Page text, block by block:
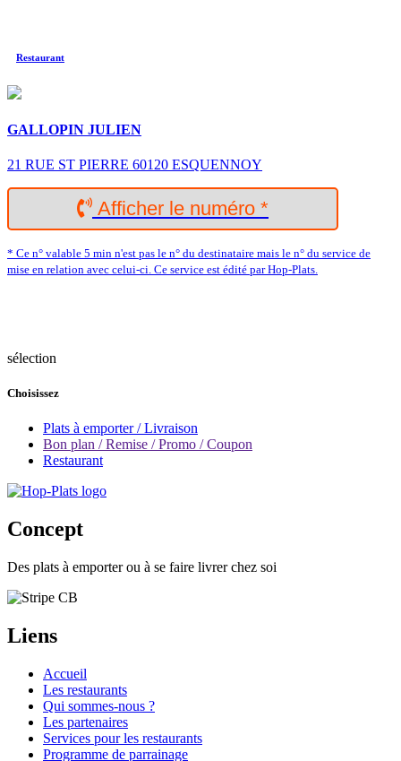
Restaurant
GALLOPIN JULIEN
21 RUE ST PIERRE 60120 ESQUENNOY
Afficher le numéro *
* Ce n° valable 5 min n'est pas le n° du destinataire mais le n° du service de
mise en relation avec celui-ci. Ce service est édité par Hop-Plats.
sélection
Choisissez
Plats à emporter / Livraison
Bon plan / Remise / Promo / Coupon
Restaurant
Concept
Des plats à emporter ou à se faire livrer chez soi
Liens
Accueil
Les restaurants
Qui sommes-nous ?
Les partenaires
Services pour les restaurants
Programme de parrainage